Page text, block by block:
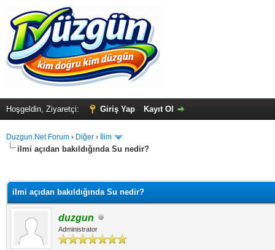
Hoşgeldin, Ziyaretçi: Giriş Yap Kayıt Ol
Duzgun.Net Forum › Diğer › İlim
ilmi açıdan bakıldığında Su nedir?
ilmi açıdan bakıldığında Su nedir?
duzgun
Administrator